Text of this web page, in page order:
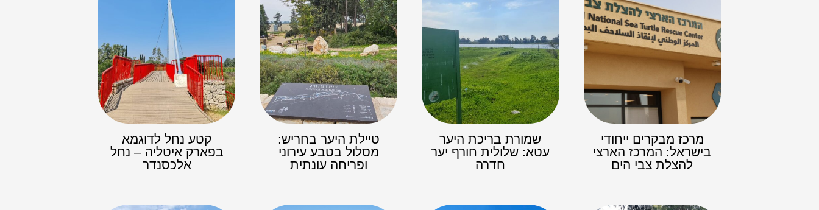
מרכז מבקרים ייחודי
בישראל: המרכז הארצי
להצלת צבי הים
שמורת בריכת היער
עטא: שלולית חורף יער
חדרה
טיילת היער בחריש:
מסלול בטבע עירוני
ופריחה עונתית
קטע נחל לדוגמא
בפארק איטליה – נחל
אלכסנדר